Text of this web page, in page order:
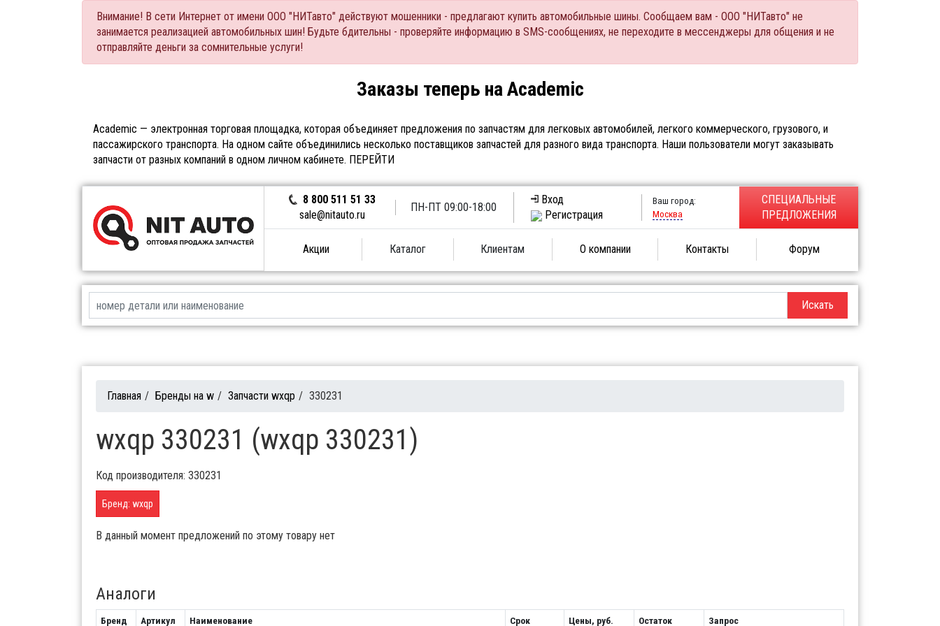
Внимание! В сети Интернет от имени ООО "НИТавто" действуют мошенники - предлагают купить автомобильные шины. Сообщаем вам - ООО "НИТавто" не
занимается реализацией автомобильных шин! Будьте бдительны - проверяйте информацию в SMS-сообщениях, не переходите в мессенджеры для общения и не
отправляйте деньги за сомнительные услуги!
Заказы теперь на Academic
Academic — электронная торговая площадка, которая объединяет предложения по запчастям для легковых автомобилей, легкого коммерческого, грузового, и
пассажирского транспорта. На одном сайте объединились несколько поставщиков запчастей для разного вида транспорта. Наши пользователи могут заказывать
запчасти от разных компаний в одном личном кабинете. ПЕРЕЙТИ
8 800 511 51 33
sale@nitauto.ru
ПН-ПТ 09:00-18:00
Вход
Регистрация
Ваш город:
Москва
СПЕЦИАЛЬНЫЕ
ПРЕДЛОЖЕНИЯ
Акции Каталог Клиентам О компании Контакты Форум
Искать
Главная / Бренды на w / Запчасти wxqp / 330231
wxqp 330231 (wxqp 330231)
Код производителя: 330231
Бренд: wxqp
В данный момент предложений по этому товару нет
Аналоги
Бренд Артикул Наименование Срок Цены, руб. Остаток Запрос